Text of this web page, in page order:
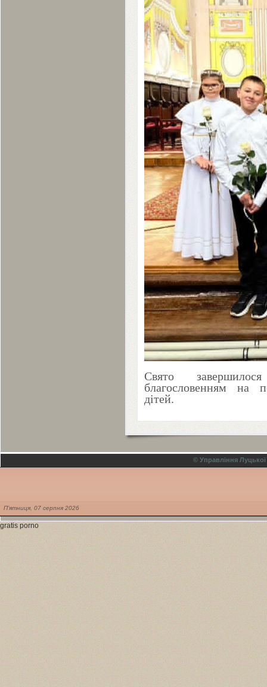
Свято
благословенням на
дітей.
© Управління Луцької
П’ятниця, 07 серпня 2026
gratis porno